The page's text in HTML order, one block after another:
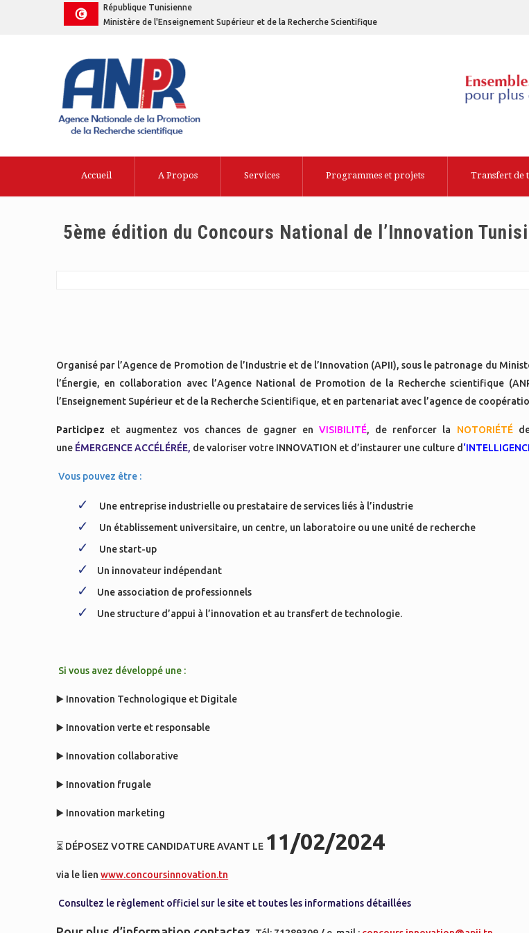
République Tunisienne
Ministère de l'Enseignement Supérieur et de la Recherche Scientifique
Accueil A Propos Services Programmes et projets Transfert de
5ème édition du Concours National de l’Innovation
Organisé par l’Agence de Promotion de l’Industrie et de l’Innovation (APII), sous le patronage du
l’Énergie, en collaboration avec l’Agence National de Promotion de la Recherche scientifique
l’Enseignement Supérieur et de la Recherche Scientifique, et en partenariat avec l’agence de
Participez et augmentez vos chances de gagner enVISIBILITÉ, de renforcer la NOTORIÉTÉ
une ÉMERGENCE ACCÉLÉRÉE, de valoriser votre INNOVATION et d’instaurer une culture d
Vous pouvez être :
Une entreprise industrielle ou prestataire de services liés à l’industrie
Un établissement universitaire, un centre, un laboratoire ou une unité de recherche
Une start-up
Un innovateur indépendant
Une association de professionnels
Une structure d’appui à l’innovation et au transfert de technologie.
Si vous avez développé une :
▶️ Innovation Technologique et Digitale
▶️ Innovation verte et responsable
▶️ Innovation collaborative
▶️ Innovation frugale
▶️ Innovation marketing
⏳ DÉPOSEZ VOTRE CANDIDATURE AVANT LE 11/02/2024
via le lienwww.concoursinnovation.tn
Consultez le règlement officiel sur le site et toutes les informations détaillées